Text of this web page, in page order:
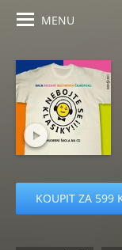
MENU
KOUPIT ZA 599